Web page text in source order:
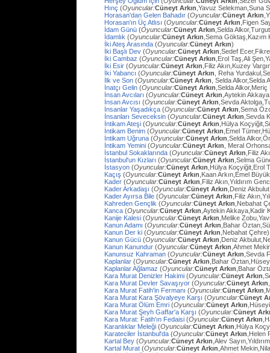
Hınç (Oyuncular:Cüneyt Arkın ,Yavuz Selekman,Suna
Horasan'dan Gelen Bahadır (Oyuncular:Cüneyt Arkın
Horasan'ın Üç Atlısı (Oyuncular:Cüneyt Arkın ,Figen
İdam Günü (Oyuncular:Cüneyt Arkın ,Selda
İdamlık (Oyuncular:Cüneyt Arkın ,Sema
İki Ateş Arasında (Oyuncular:Cüneyt Arkın)
İki Başlı Dev (Oyuncular:Cüneyt Arkın ,Sedef
İki Cambaz (Oyuncular:Cüneyt Arkın ,Erol Taş,Ali
İki Esir (Oyuncular:Cüneyt Arkın ,Filiz Akın,Kuzey
İki Yabancı (Oyuncular:Cüneyt Arkın , Reha
İlk ve Son (Oyuncular:Cüneyt Arkın , Selda Alkor,Selda
İnatçı Gelin (Oyuncular:Cüneyt Arkın ,Selda
İnsan Avcıları (Oyuncular:Cüneyt Arkın ,Aytekin
İnsan Avcısı (Oyuncular:Cüneyt Arkın ,Sevda
İnsanlar Yaşadıkça (Oyuncular:Cüneyt Arkın ,Sema
İnsanları Seveceksin (Oyuncular:Cüneyt Arkın ,Sevda
İntikam Ateşi (Oyuncular:Cüneyt Arkın ,Hülya
İntikam Benim (Oyuncular:Cüneyt Arkın ,Emel
İntikam Uğruna (Oyuncular:Cüneyt Arkın ,Selda
İntikam Yemini (Oyuncular:Cüneyt Arkın , Meral
İstanbul Sokaklarında (Oyuncular:Cüneyt Arkın ,Filiz
İstanbul'un Kızları (Oyuncular:Cüneyt Arkın ,Selma
İstasyon (Oyuncular:Cüneyt Arkın ,Hülya Koçyiğit,Erol
Kaçış (Oyuncular:Cüneyt Arkın ,Kaan Arkın,Emel
Kader (Oyuncular:Cüneyt Arkın ,Filiz Akın,Yıldırım
Kader Arkadaşı (Oyuncular:Cüneyt Arkın ,Deniz
Kader Ayırsa Bile (Oyuncular:Cüneyt Arkın ,Filiz
Kahreden Gençlik (Oyuncular:Cüneyt Arkın ,Nebahat
Kanca (Oyuncular:Cüneyt Arkın ,Aytekin Akkaya,Kadir
Kanije Kalesi (Oyuncular:Cüneyt Arkın ,Melike
Kanun Adamı (Oyuncular:Cüneyt Arkın ,Bahar
Kanun Der ki (Oyuncular:Cüneyt Arkın ,Nebahat Çehre)
Kanun Gücü (Oyuncular:Cüneyt Arkın ,Deniz
Kanun Kanundur (Oyuncular:Cüneyt Arkın ,Ahmet
Kanunsuz Kahraman (Oyuncular:Cüneyt Arkın ,Sevda
Kaplanlar (Oyuncular:Cüneyt Arkın ,Bahar
Kaplanlar Ağlamaz (Oyuncular:Cüneyt Arkın ,Bahar
Kara Murat Denizler Hakimi (Oyuncular:Cüneyt Arkın
Kara Murat Devler Savaşıyor (Oyuncular:Cüneyt Arkın
Kara Murat Fatih'in Fermanı (Oyuncular:Cüneyt Arkın
Kara Murat Kara Şövalyeye Karşı (Oyuncular:Cüneyt
Kara Murat Ölüm Emri (Oyuncular:Cüneyt Arkın
Kara Murat Şeyh Gaffar'a Karşı (Oyuncular:Cüneyt
Kara Murat: Fatih'ın Fedaisi (Oyuncular:Cüneyt Arkın
Karanlıklar Meleği (Oyuncular:Cüneyt Arkın ,Hülya
Karateciler İstanbul'da (Oyuncular:Cüneyt Arkın ,Helen
Kartal Bey (Oyuncular:Cüneyt Arkın ,Alev
Kartal Murat (Oyuncular:Cüneyt Arkın ,Ahmet